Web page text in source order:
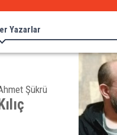
Yazarlar
Şükrü
Kılıç